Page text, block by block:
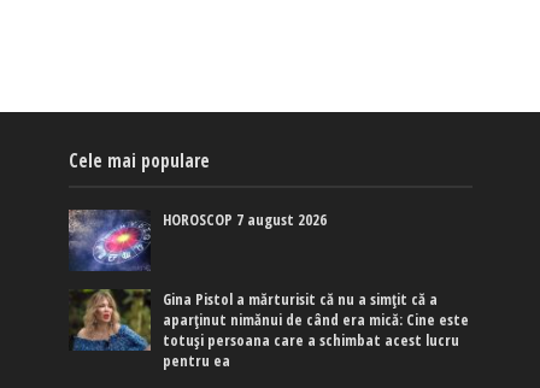
Cele mai populare
HOROSCOP 7 august 2026
Gina Pistol a mărturisit că nu a simțit că a
aparținut nimănui de când era mică: Cine este
totuși persoana care a schimbat acest lucru
pentru ea